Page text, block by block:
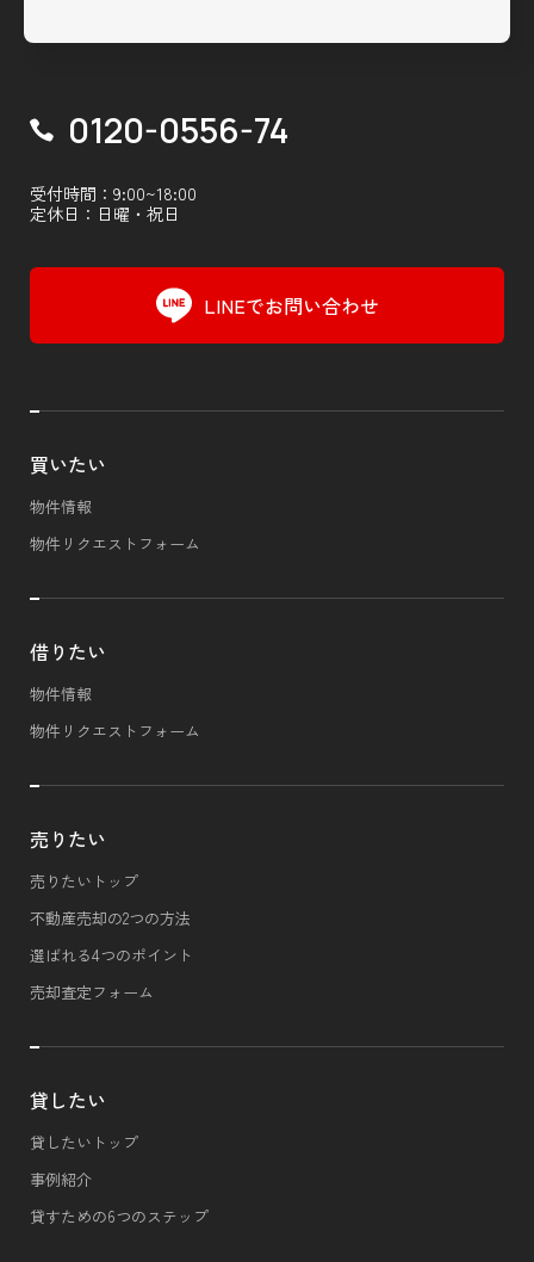
0120-0556-74
受付時間：9:00~18:00
定休日：日曜・祝日
LINEでお問い合わせ
買いたい
物件情報
物件リクエストフォーム
借りたい
物件情報
物件リクエストフォーム
売りたい
売りたいトップ
不動産売却の2つの方法
選ばれる4つのポイント
売却査定フォーム
貸したい
貸したいトップ
事例紹介
貸すための6つのステップ